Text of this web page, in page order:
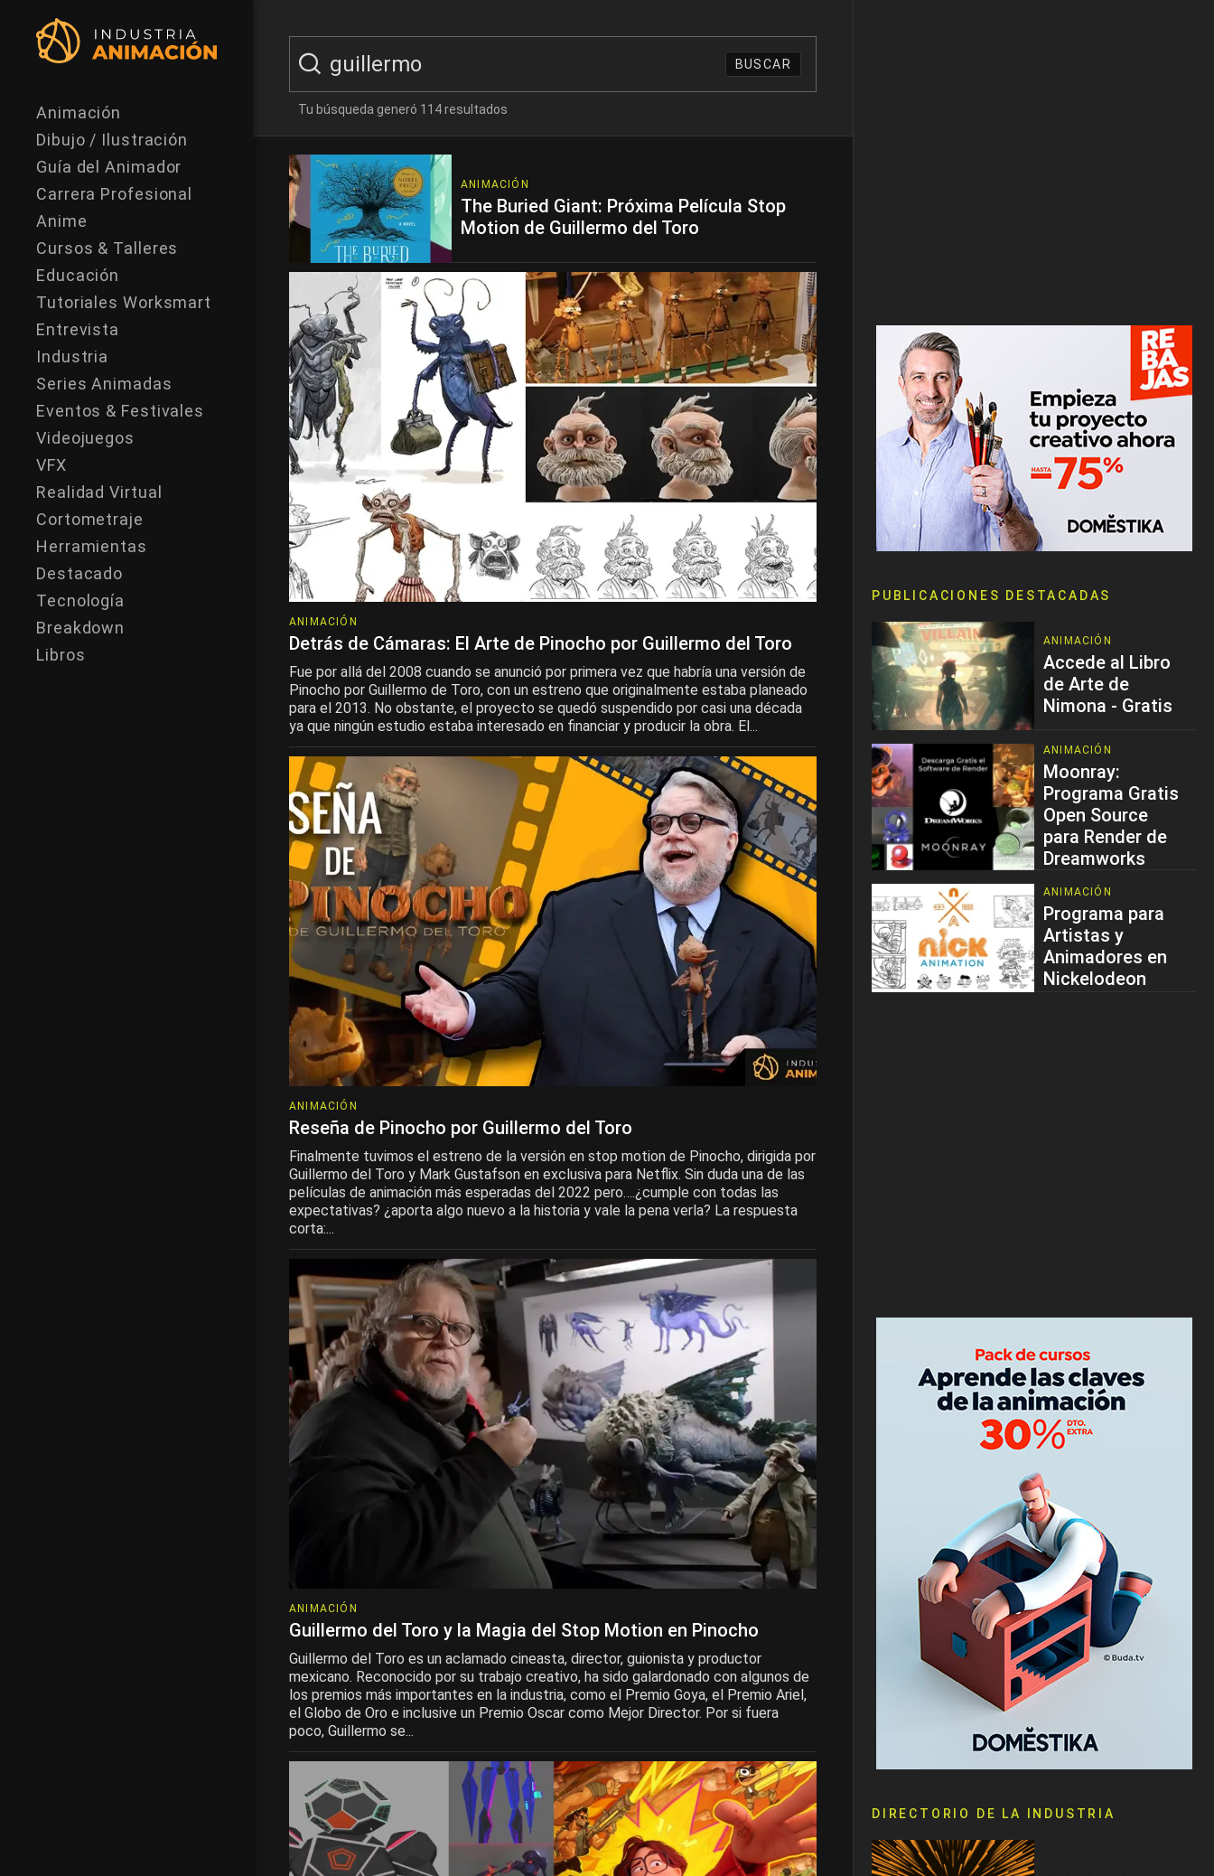
Animación
Dibujo / Ilustración
Guía del Animador
Carrera Profesional
Anime
Cursos & Talleres
Educación
Tutoriales Worksmart
Entrevista
Industria
Series Animadas
Eventos & Festivales
Videojuegos
VFX
Realidad Virtual
Cortometraje
Herramientas
Destacado
Tecnología
Breakdown
Libros
Tu búsqueda generó 114 resultados
ANIMACIÓN
The Buried Giant: Próxima Película Stop
Motion de Guillermo del Toro
ANIMACIÓN
Detrás de Cámaras: El Arte de Pinocho por Guillermo del Toro
Fue por allá del 2008 cuando se anunció por primera vez que habría una versión de
Pinocho por Guillermo de Toro, con un estreno que originalmente estaba planeado
para el 2013. No obstante, el proyecto se quedó suspendido por casi una década
ya que ningún estudio estaba interesado en financiar y producir la obra. El...
ANIMACIÓN
Reseña de Pinocho por Guillermo del Toro
Finalmente tuvimos el estreno de la versión en stop motion de Pinocho, dirigida por
Guillermo del Toro y Mark Gustafson en exclusiva para Netflix. Sin duda una de las
películas de animación más esperadas del 2022 pero….¿cumple con todas las
expectativas? ¿aporta algo nuevo a la historia y vale la pena verla? La respuesta
corta:...
ANIMACIÓN
Guillermo del Toro y la Magia del Stop Motion en Pinocho
Guillermo del Toro es un aclamado cineasta, director, guionista y productor
mexicano. Reconocido por su trabajo creativo, ha sido galardonado con algunos de
los premios más importantes en la industria, como el Premio Goya, el Premio Ariel,
el Globo de Oro e inclusive un Premio Oscar como Mejor Director. Por si fuera
poco, Guillermo se...
PUBLICACIONES DESTACADAS
ANIMACIÓN
Accede al Libro
de Arte de
Nimona - Gratis
ANIMACIÓN
Moonray:
Programa Gratis
Open Source
para Render de
Dreamworks
ANIMACIÓN
Programa para
Artistas y
Animadores en
Nickelodeon
DIRECTORIO DE LA INDUSTRIA